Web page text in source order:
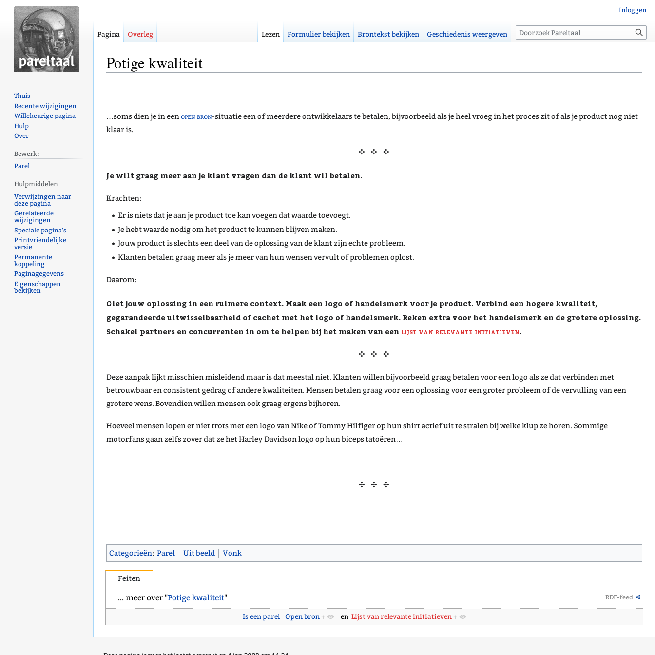
Potige kwaliteit
…soms dien je in eenopen bron-situatie een of meerdere ontwikkelaars te betalen, bijvoorbeeld als je heel vroeg in het proces zit of als je product nog niet
klaar is.
✣ ✣ ✣
Je wilt graag meer aan je klant vragen dan de klant wil betalen.
Krachten:
Er is niets dat je aan je product toe kan voegen dat waarde toevoegt.
Je hebt waarde nodig om het product te kunnen blijven maken.
Jouw product is slechts een deel van de oplossing van de klant zijn echte probleem.
Klanten betalen graag meer als je meer van hun wensen vervult of problemen oplost.
Daarom:
Giet jouw oplossing in een ruimere context. Maak een logo of handelsmerk voor je product. Verbind een hogere kwaliteit,
gegarandeerde uitwisselbaarheid of cachet met het logo of handelsmerk. Reken extra voor het handelsmerk en de grotere oplossing.
Schakel partners en concurrenten in om te helpen bij het maken van een lijst van relevante initiatieven.
✣ ✣ ✣
Deze aanpak lijkt misschien misleidend maar is dat meestal niet. Klanten willen bijvoorbeeld graag betalen voor een logo als ze dat verbinden met
betrouwbaar en consistent gedrag of andere kwaliteiten. Mensen betalen graag voor een oplossing voor een groter probleem of de vervulling van een
grotere wens. Bovendien willen mensen ook graag ergens bijhoren.
Hoeveel mensen lopen er niet trots met een logo van Nike of Tommy Hilfiger op hun shirt actief uit te stralen bij welke klup ze horen. Sommige
motorfans gaan zelfs zover dat ze het Harley Davidson logo op hun biceps tatoëren…
✣ ✣ ✣
Categorieën: Parel Uit beeld Vonk
Feiten
... meer over "Potige kwaliteit" RDF-feed
Is een parel Open bron + enLijst van relevante initiatieven +
Inloggen
Pagina Overleg Lezen Formulier bekijken Brontekst bekijken Geschiedenis weergeven Zoeken
Thuis
Recente wijzigingen
Willekeurige pagina
Hulp
Over
Bewerk:
Parel
Hulpmiddelen
Verwijzingen naar
deze pagina
Gerelateerde
wijzigingen
Speciale pagina's
Printvriendelijke
versie
Permanente
koppeling
Paginagegevens
Eigenschappen
bekijken